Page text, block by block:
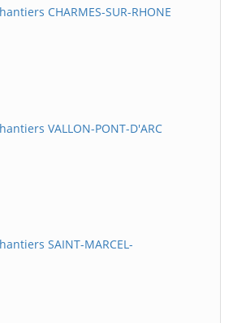
CHARMES-SUR-RHONE
VALLON-PONT-D'ARC
SAINT-MARCEL-